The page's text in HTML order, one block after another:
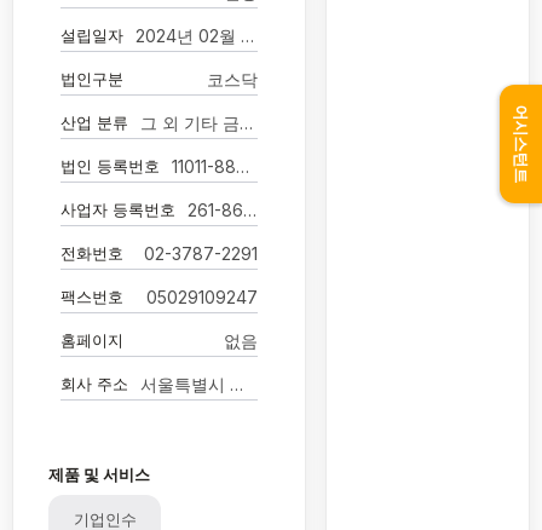
설립일자 2024년 02월 15일
법인구분 코스닥
산업 분류 그 외 기타 금융 지원 서비스업
법인 등록번호 11011-8870118
사업자 등록번호 261-86-03362
전화번호 02-3787-2291
팩스번호 05029109247
홈페이지 없음
회사 주소 서울특별시 영등포구 국제금융로2길 28
제품 및 서비스
기업인수
어시스턴트